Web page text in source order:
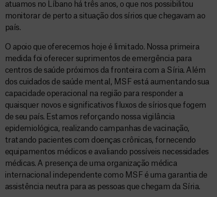
atuamos no Líbano há três anos, o que nos possibilitou
monitorar de perto a situação dos sírios que chegavam ao
país.
O apoio que oferecemos hoje é limitado. Nossa primeira
medida foi oferecer suprimentos de emergência para
centros de saúde próximos da fronteira com a Síria. Além
dos cuidados de saúde mental, MSF está aumentando sua
capacidade operacional na região para responder a
quaisquer novos e significativos fluxos de sírios que fogem
de seu país. Estamos reforçando nossa vigilância
epidemiológica, realizando campanhas de vacinação,
tratando pacientes com doenças crônicas, fornecendo
equipamentos médicos e avaliando possíveis necessidades
médicas. A presença de uma organização médica
internacional independente como MSF é uma garantia de
assistência neutra para as pessoas que chegam da Síria.